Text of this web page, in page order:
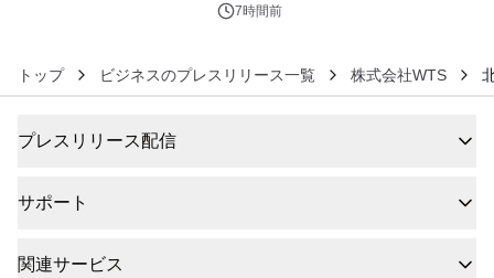
7時間前
トップ ビジネスのプレスリリース一覧 株式会社WTS
プレスリリース配信
サポート
関連サービス